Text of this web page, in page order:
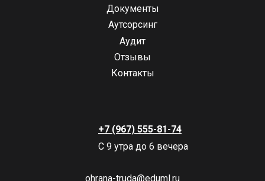
Документы
Аутсорсинг
Аудит
Отзывы
Контакты
+7 (967) 555-81-74
С 9 утра до 6 вечера
ohrana-truda@eduml.ru